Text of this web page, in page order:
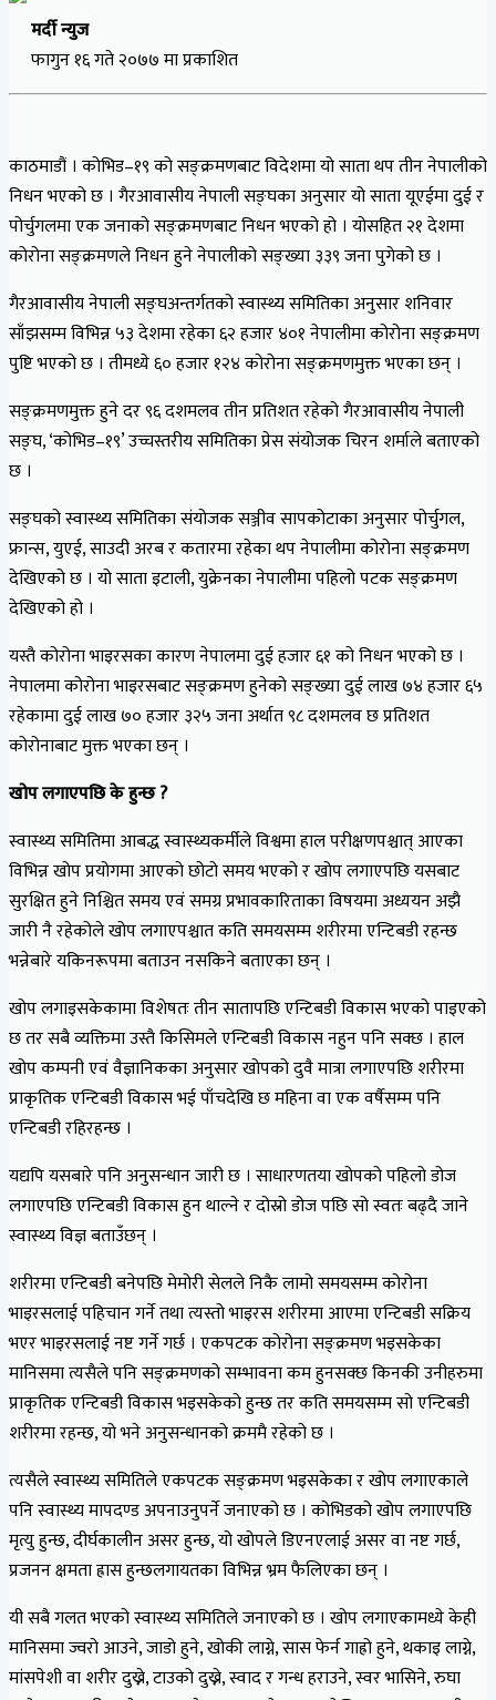
मर्दी न्युज
फागुन १६ गते २०७७ मा प्रकाशित
काठमाडौं । कोभिड–१९ को सङ्क्रमणबाट विदेशमा यो साता थप तीन नेपालीको
निधन भएको छ । गैरआवासीय नेपाली सङ्घका अनुसार यो साता यूएईमा दुई र
पोर्चुगलमा एक जनाको सङ्क्रमणबाट निधन भएको हो । योसहित २१ देशमा
कोरोना सङ्क्रमणले निधन हुने नेपालीको सङ्ख्या ३३९ जना पुगेको छ ।
गैरआवासीय नेपाली सङ्घअन्तर्गतको स्वास्थ्य समितिका अनुसार शनिवार
साँझसम्म विभिन्न ५३ देशमा रहेका ६२ हजार ४०१ नेपालीमा कोरोना सङ्क्रमण
पुष्टि भएको छ । तीमध्ये ६० हजार १२४ कोरोना सङ्क्रमणमुक्त भएका छन् ।
सङ्क्रमणमुक्त हुने दर ९६ दशमलव तीन प्रतिशत रहेको गैरआवासीय नेपाली
सङ्घ, ‘कोभिड–१९’ उच्चस्तरीय समितिका प्रेस संयोजक चिरन शर्माले बताएको
छ ।
सङ्घको स्वास्थ्य समितिका संयोजक सञ्जीव सापकोटाका अनुसार पोर्चुगल,
फ्रान्स, युएई, साउदी अरब र कतारमा रहेका थप नेपालीमा कोरोना सङ्क्रमण
देखिएको छ । यो साता इटाली, युक्रेनका नेपालीमा पहिलो पटक सङ्क्रमण
देखिएको हो ।
यस्तै कोरोना भाइरसका कारण नेपालमा दुई हजार ६१ को निधन भएको छ ।
नेपालमा कोरोना भाइरसबाट सङ्क्रमण हुनेको सङ्ख्या दुई लाख ७४ हजार ६५
रहेकामा दुई लाख ७० हजार ३२५ जना अर्थात ९८ दशमलव छ प्रतिशत
कोरोनाबाट मुक्त भएका छन् ।
खोप लगाएपछि के हुन्छ ?
स्वास्थ्य समितिमा आबद्ध स्वास्थ्यकर्मीले विश्वमा हाल परीक्षणपश्चात् आएका
विभिन्न खोप प्रयोगमा आएको छोटो समय भएको र खोप लगाएपछि यसबाट
सुरक्षित हुने निश्चित समय एवं समग्र प्रभावकारिताका विषयमा अध्ययन अझै
जारी नै रहेकोले खोप लगाएपश्चात कति समयसम्म शरीरमा एन्टिबडी रहन्छ
भन्नेबारे यकिनरूपमा बताउन नसकिने बताएका छन् ।
खोप लगाइसकेकामा विशेषतः तीन सातापछि एन्टिबडी विकास भएको पाइएको
छ तर सबै व्यक्तिमा उस्तै किसिमले एन्टिबडी विकास नहुन पनि सक्छ । हाल
खोप कम्पनी एवं वैज्ञानिकका अनुसार खोपको दुवै मात्रा लगाएपछि शरीरमा
प्राकृतिक एन्टिबडी विकास भई पाँचदेखि छ महिना वा एक वर्षैसम्म पनि
एन्टिबडी रहिरहन्छ ।
यद्यपि यसबारे पनि अनुसन्धान जारी छ । साधारणतया खोपको पहिलो डोज
लगाएपछि एन्टिबडी विकास हुन थाल्ने र दोस्रो डोज पछि सो स्वतः बढ्दै जाने
स्वास्थ्य विज्ञ बताउँछन् ।
शरीरमा एन्टिबडी बनेपछि मेमोरी सेलले निकै लामो समयसम्म कोरोना
भाइरसलाई पहिचान गर्ने तथा त्यस्तो भाइरस शरीरमा आएमा एन्टिबडी सक्रिय
भएर भाइरसलाई नष्ट गर्ने गर्छ । एकपटक कोरोना सङ्क्रमण भइसकेका
मानिसमा त्यसैले पनि सङ्क्रमणको सम्भावना कम हुनसक्छ किनकी उनीहरुमा
प्राकृतिक एन्टिबडी विकास भइसकेको हुन्छ तर कति समयसम्म सो एन्टिबडी
शरीरमा रहन्छ, यो भने अनुसन्धानको क्रममै रहेको छ ।
त्यसैले स्वास्थ्य समितिले एकपटक सङ्क्रमण भइसकेका र खोप लगाएकाले
पनि स्वास्थ्य मापदण्ड अपनाउनुपर्ने जनाएको छ । कोभिडको खोप लगाएपछि
मृत्यु हुन्छ, दीर्घकालीन असर हुन्छ, यो खोपले डिएनएलाई असर वा नष्ट गर्छ,
प्रजनन क्षमता ह्रास हुन्छलगायतका विभिन्न भ्रम फैलिएका छन् ।
यी सबै गलत भएको स्वास्थ्य समितिले जनाएको छ । खोप लगाएकामध्ये केही
मानिसमा ज्वरो आउने, जाडो हुने, खोकी लाग्ने, सास फेर्न गाह्रो हुने, थकाइ लाग्ने,
मांसपेशी वा शरीर दुख्ने, टाउको दुख्ने, स्वाद र गन्ध हराउने, स्वर भासिने, रुघा